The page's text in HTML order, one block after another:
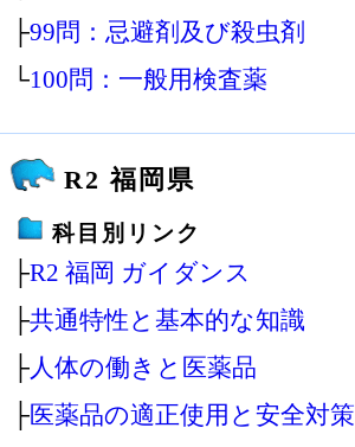
├99問：忌避剤及び殺虫剤
└100問：一般用検査薬
R2 福岡県
科目別リンク
├R2 福岡 ガイダンス
├共通特性と基本的な知識
├人体の働きと医薬品
├医薬品の適正使用と安全対策